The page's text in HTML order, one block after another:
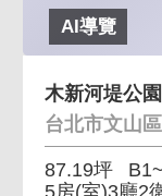
AI導覽
台北市文山
87.19坪
5房(室)3廳2